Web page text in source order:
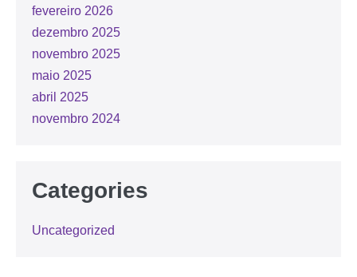
fevereiro 2026
dezembro 2025
novembro 2025
maio 2025
abril 2025
novembro 2024
Categories
Uncategorized